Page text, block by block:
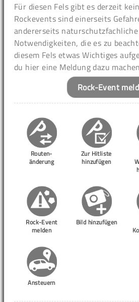
Für diesen Fels gibt es derzeit
Rockevents sind einerseits
andererseits
Notwendigkeiten, die es zu
diesem Fels etwas Wichtiges
du hier eine Meldung dazu
Rock-Event
Routen-
änderung
Zur Hitliste
hinzufügen
Rock-Event
melden
Bild hinzufügen
Ansteuern